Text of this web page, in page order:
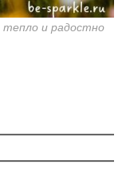
тепло и радостно